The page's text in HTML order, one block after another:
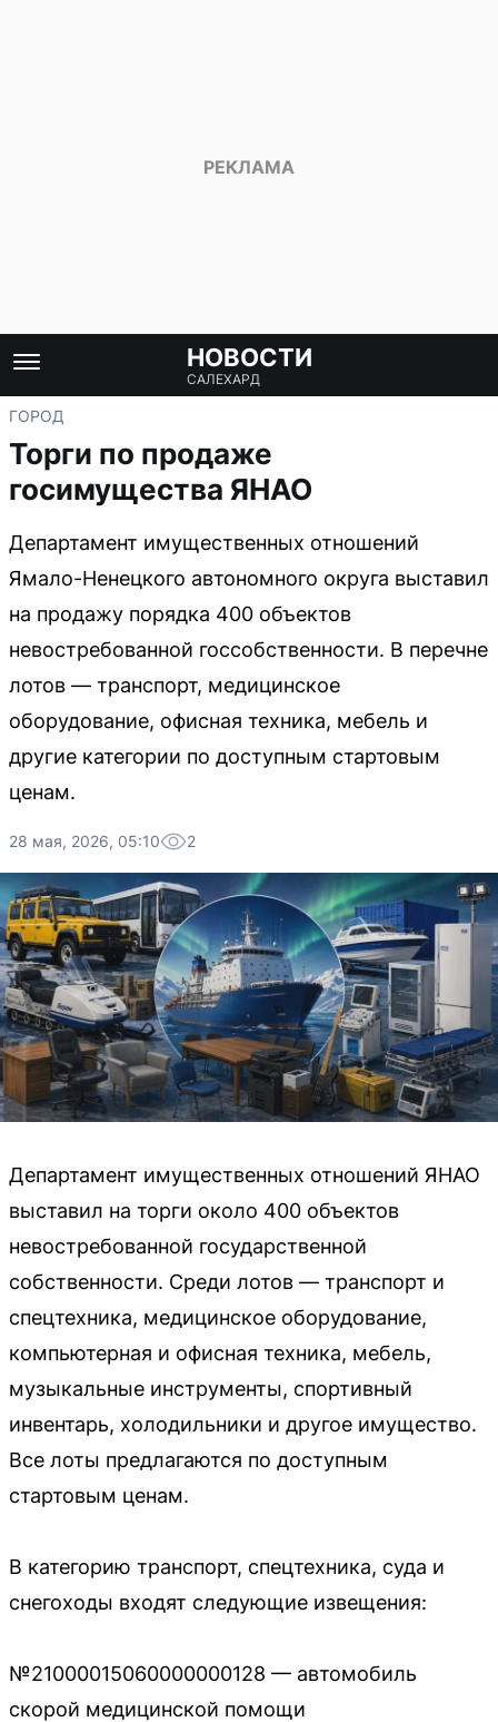
НОВОСТИ
САЛЕХАРД
ГОРОД
Торги по продаже
госимущества ЯНАО
Департамент имущественных отношений
Ямало-Ненецкого автономного округа выставил
на продажу порядка 400 объектов
невостребованной госсобственности. В перечне
лотов — транспорт, медицинское
оборудование, офисная техника, мебель и
другие категории по доступным стартовым
ценам.
28 мая, 2026, 05:10 2
Департамент имущественных отношений ЯНАО
выставил на торги около 400 объектов
невостребованной государственной
собственности. Среди лотов — транспорт и
спецтехника, медицинское оборудование,
компьютерная и офисная техника, мебель,
музыкальные инструменты, спортивный
инвентарь, холодильники и другое имущество.
Все лоты предлагаются по доступным
стартовым ценам.
В категорию транспорт, спецтехника, суда и
снегоходы входят следующие извещения:
№21000015060000000128 — автомобиль
скорой медицинской помощи